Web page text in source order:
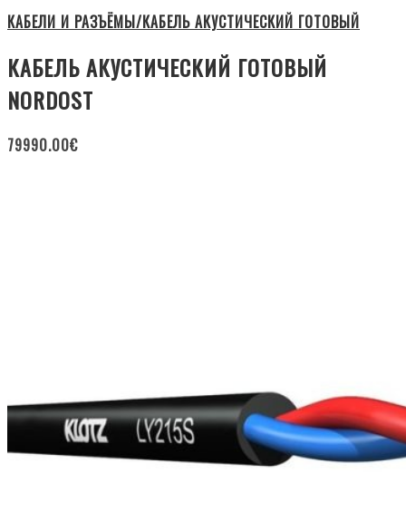
КАБЕЛИ И РАЗЪЁМЫ/КАБЕЛЬ АКУСТИЧЕСКИЙ ГОТОВЫЙ
КАБЕЛЬ АКУСТИЧЕСКИЙ ГОТОВЫЙ
NORDOST
79990.00€